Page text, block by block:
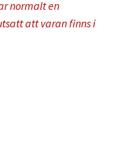
normalt en
att varan finns i